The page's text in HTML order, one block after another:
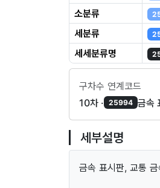
소분류
세분류
세세분류명
구차수 연계코드
10차 · 25994 금속
세부설명
금속 표시판, 교통